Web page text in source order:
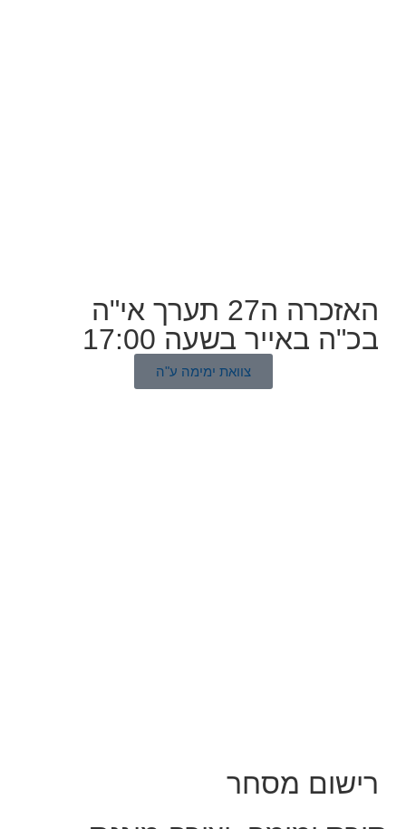
האזכרה ה27 תערך אי"ה
בכ"ה באייר בשעה 17:00
צוואת ימימה ע"ה
רישום מסחר